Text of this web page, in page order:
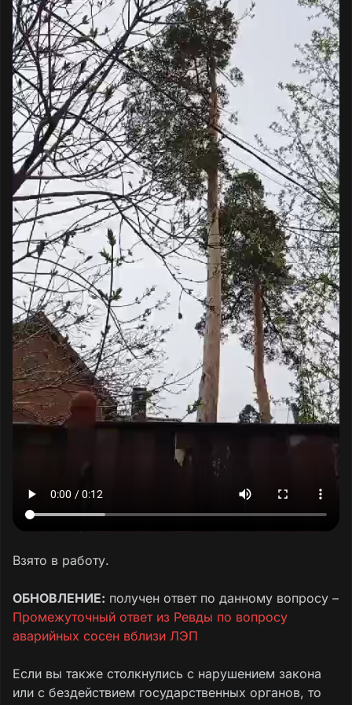
Взято в работу.
ОБНОВЛЕНИЕ: получен ответ по данному вопросу –
Промежуточный ответ из Ревды по вопросу
аварийных сосен вблизи ЛЭП
Если вы также столкнулись с нарушением закона
или с бездействием государственных органов, то